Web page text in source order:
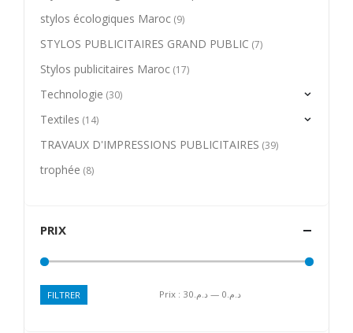
stylos écologiques Maroc (9)
STYLOS PUBLICITAIRES GRAND PUBLIC (7)
Stylos publicitaires Maroc (17)
Technologie (30)
Textiles (14)
TRAVAUX D'IMPRESSIONS PUBLICITAIRES (39)
trophée (8)
PRIX
Prix
Prix
FILTRER Prix : د.م.0 — د.م.30